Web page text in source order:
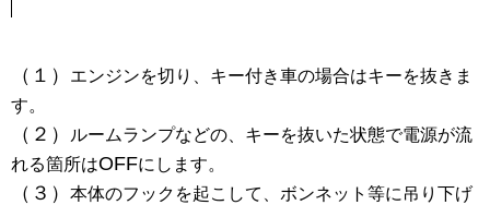
（１）
エンジンを切り、キー付き車の場合はキーを抜きま
す。
（２）
ルームランプなどの、キーを抜いた状態で電源が流
れる箇所はOFFにします。
（３） 本体のフックを起こして、ボンネット等に吊り下げ